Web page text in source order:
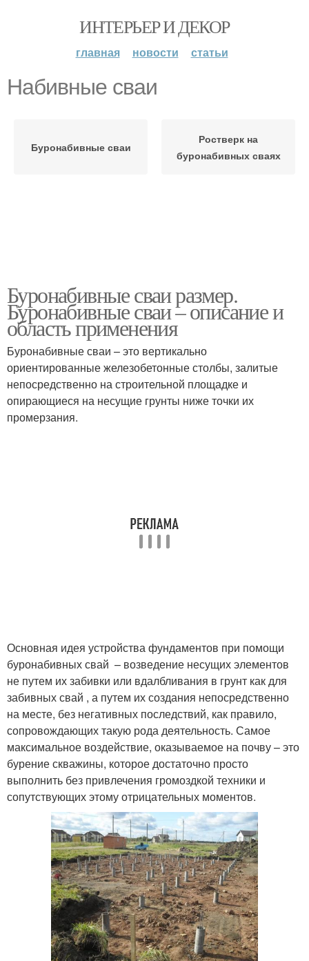
ИНТЕРЬЕР И ДЕКОР
главная новости статьи
Набивные сваи
Буронабивные сваи
Ростверк на
буронабивных сваях
Буронабивные сваи размер.
Буронабивные сваи – описание и
область применения
Буронабивные сваи – это вертикально
ориентированные железобетонные столбы, залитые
непосредственно на строительной площадке и
опирающиеся на несущие грунты ниже точки их
промерзания.
Основная идея устройства фундаментов при помощи
буронабивных свай – возведение несущих элементов
не путем их забивки или вдалбливания в грунт как для
забивных свай , а путем их создания непосредственно
на месте, без негативных последствий, как правило,
сопровождающих такую рода деятельность. Самое
максимальное воздействие, оказываемое на почву – это
бурение скважины, которое достаточно просто
выполнить без привлечения громоздкой техники и
сопутствующих этому отрицательных моментов.